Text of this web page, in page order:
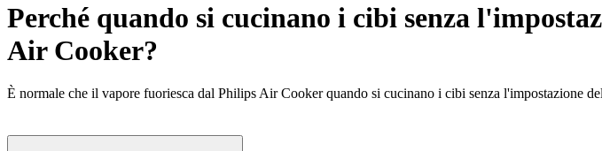
Perché quando si cucinano i cibi senza
Air Cooker?
È normale che il vapore fuoriesca dal Philips Air Cooker quando si cucinano i cibi senza l'impostazione